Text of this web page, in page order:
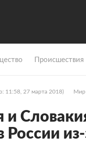
Происшествия
11:58, 27 марта 2018) Мир
и
России